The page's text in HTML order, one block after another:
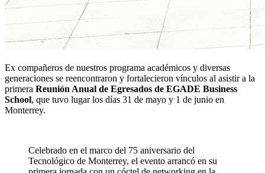
Ex compañeros de nuestros programa académicos y diversas
generaciones se reencontraron y fortalecieron vínculos al asistir a la
primera Reunión Anual de Egresados de EGADE Business
School, que tuvo lugar los días 31 de mayo y 1 de junio en
Monterrey.
Celebrado en el marco del 75 aniversario del
Tecnológico de Monterrey, el evento arrancó en su